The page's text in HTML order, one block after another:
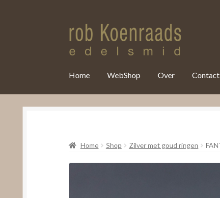
Home WebShop Over Contact
Home Shop Zilver met goud ringen